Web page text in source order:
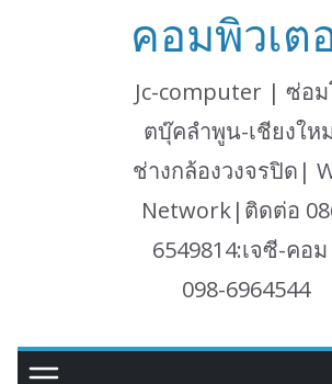
คอมพิวเต
Jc-computer | ซ่อ
ตบุ๊คลำพูน-เชียงให
ช่างกล้องวงจรปิด|
Network|ติดต่อ
6549814:เจซี-คอม
098-6964544